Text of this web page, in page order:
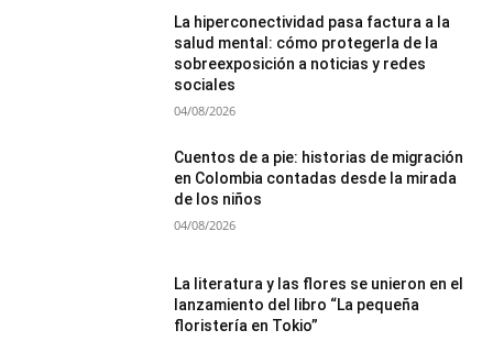
La hiperconectividad pasa factura a la
salud mental: cómo protegerla de la
sobreexposición a noticias y redes
sociales
04/08/2026
Cuentos de a pie: historias de migración
en Colombia contadas desde la mirada
de los niños
04/08/2026
La literatura y las flores se unieron en el
lanzamiento del libro “La pequeña
floristería en Tokio”